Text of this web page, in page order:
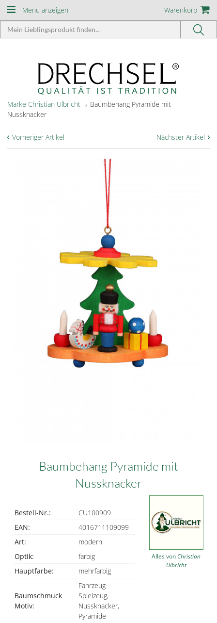
Menü anzeigen Warenkorb
Marke Christian Ulbricht
Baumbehang Pyramide mit
Nussknacker
Nächster Artikel ›
‹ Vorheriger Artikel
Baumbehang Pyramide mit
Nussknacker
Bestell-Nr.:
CU100909
EAN:
4016711109099
Art:
modern
Optik:
farbig
Hauptfarbe:
mehrfarbig
Baumschmuck
Motiv:
Fahrzeug
Spielzeug,
Nussknacker,
Pyramide
Alles von Christian
Ulbricht